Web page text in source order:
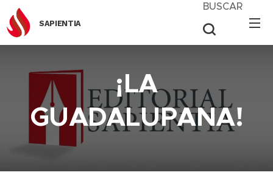
SAPIENTIA
BUSCAR
¡LA
GUADALUPANA!